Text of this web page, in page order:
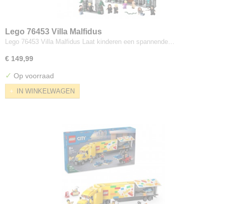
Lego 76453 Villa Malfidus
Lego 76453 Villa Malfidus Laat kinderen een spannende…
€ 149,99
✓ Op voorraad
IN WINKELWAGEN